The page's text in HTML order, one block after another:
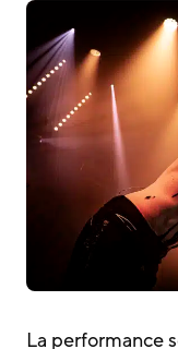
La performance